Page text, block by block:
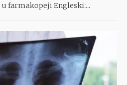
farmakopeji Engleski:...